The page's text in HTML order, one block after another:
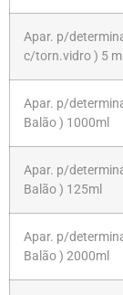
Apar. p/
c/torn.vidro ) 5 ml
Apar. p/
Balão ) 1000ml
Apar. p/
Balão ) 125ml
Apar. p/
Balão ) 2000ml